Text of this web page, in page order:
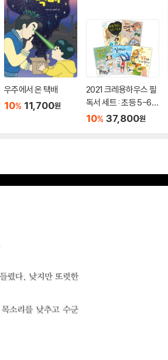
우주에서 온 택배
10% 11,700원
2021 크레용하우스 필
독서 세트 : 초등 5-6학
년
10% 37,800원